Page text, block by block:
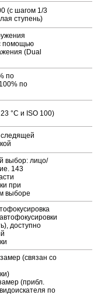
(с шагом 1/3
ступень)
помощью
(Dual
по
по
°C и ISO 100)
следящей
выбор: лицо/
143
при
выборе
доступно
(связан со
(прибл.
по